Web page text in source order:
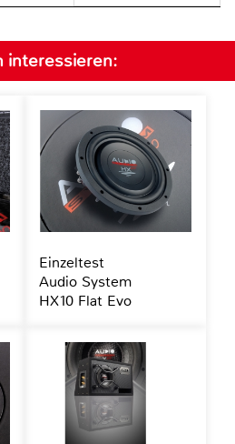
interessieren:
Einzeltest
Audio System
HX10 Flat Evo